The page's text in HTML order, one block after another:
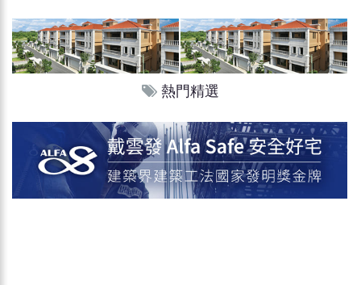
熱門精選